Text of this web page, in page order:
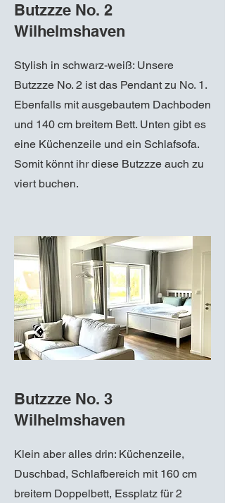
Butzzze No. 2
Wilhelmshaven
Stylish in schwarz-weiß: Unsere
Butzzze No. 2 ist das Pendant zu No. 1.
Ebenfalls mit ausgebautem Dachboden
und 140 cm breitem Bett. Unten gibt es
eine Küchenzeile und ein Schlafsofa.
Somit könnt ihr diese Butzzze auch zu
viert buchen.
Butzzze No. 3
Wilhelmshaven
Klein aber alles drin: Küchenzeile,
Duschbad, Schlafbereich mit 160 cm
breitem Doppelbett, Essplatz für 2